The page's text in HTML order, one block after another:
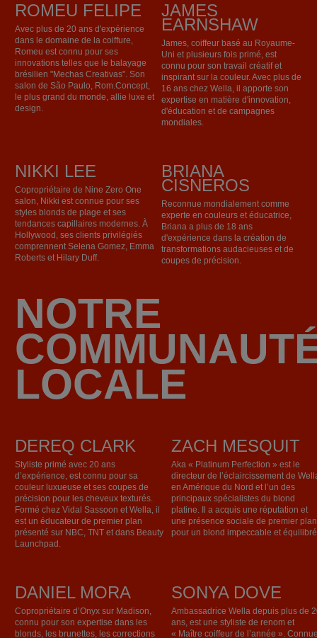
ROMEU FELIPE
Avec plus de 20 ans d'expérience
dans le domaine de la coiffure,
Romeu est connu pour ses
innovations telles que le balayage
brésilien "Mechas Creativas". Son
salon de São Paulo, Rom.Concept,
le plus grand du monde, allie luxe et
design.
JAMES
EARNSHAW
James, coiffeur basé au Royaume-
Uni et plusieurs fois primé, est
connu pour son travail créatif et
inspirant sur la couleur. Avec plus de
16 ans chez Wella, il apporte son
expertise en matière d'innovation,
d'éducation et de campagnes
mondiales.
NIKKI LEE
Copropriétaire de Nine Zero One
salon, Nikki est connue pour ses
styles blonds de plage et ses
tendances capillaires modernes. À
Hollywood, ses clients privilégiés
comprennent Selena Gomez, Emma
Roberts et Hilary Duff.
BRIANA
CISNEROS
Reconnue mondialement comme
experte en couleurs et éducatrice,
Briana a plus de 18 ans
d'expérience dans la création de
transformations audacieuses et de
coupes de précision.
NOTRE
LOCALE
DEREQ CLARK
Styliste primé avec 20 ans
d’expérience, est connu pour sa
couleur luxueuse et ses coupes de
précision pour les cheveux texturés.
Formé chez Vidal Sassoon et Wella, il
est un éducateur de premier plan
présenté sur NBC, TNT et dans Beauty
Launchpad.
ZACH MESQUIT
Aka « Platinum Perfection » est le
directeur de l’éclaircissement de
en Amérique du Nord et l’un des
principaux spécialistes du blond
platine. Il a acquis une réputation et
une présence sociale de premier plan
pour un blond impeccable et
DANIEL MORA
Copropriétaire d’Onyx sur Madison,
connu pour son expertise dans les
blonds, les brunettes, les corrections
SONYA DOVE
Ambassadrice Wella depuis plus de
ans, est une styliste de renom et
« Maître coiffeur de l’année ».